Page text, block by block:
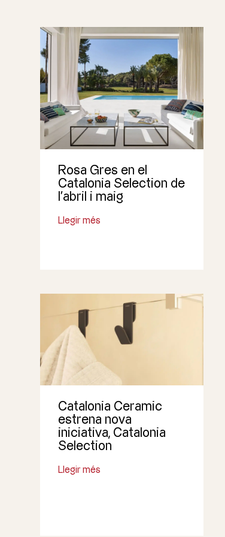
Rosa Gres en el
Catalonia Selection de
l’abril i maig
Llegir més
Catalonia Ceramic
estrena nova
iniciativa, Catalonia
Selection
Llegir més